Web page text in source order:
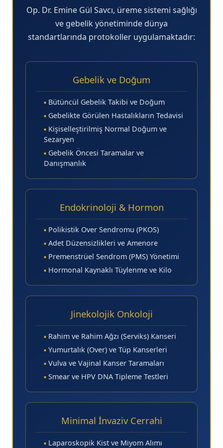
Op. Dr. Emine Gül Savcı, üreme sistemi sağlığı
ve gebelik yönetiminde dünya
standartlarında protokoller uygulamaktadır:
Gebelik ve Doğum
▪ Bütüncül Gebelik Takibi ve Doğum
▪ Gebelikte Görülen Hastalıkların Tedavisi
▪ Kişiselleştirilmiş Normal Doğum ve
Sezaryen
▪ Gebelik Öncesi Taramalar ve
Danışmanlık
Endokrinoloji & Hormon
▪ Polikistik Over Sendromu (PKOS)
▪ Adet Düzensizlikleri ve Amenore
▪ Premenstrüel Sendrom (PMS) Yönetimi
▪ Hormonal Kaynaklı Tüylenme ve Kilo
Jinekolojik Onkoloji
▪ Rahim ve Rahim Ağzı (Serviks) Kanseri
▪ Yumurtalık (Over) ve Tüp Kanserleri
▪ Vulva ve Vajinal Kanser Taramaları
▪ Smear ve HPV DNA Tipleme Testleri
Minimal İnvaziv Cerrahi
▪ Laparoskopik Kist ve Miyom Alımı